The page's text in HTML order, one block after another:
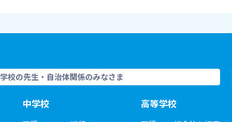
学校の先生・自治体関係のみなさま
中学校 高等学校